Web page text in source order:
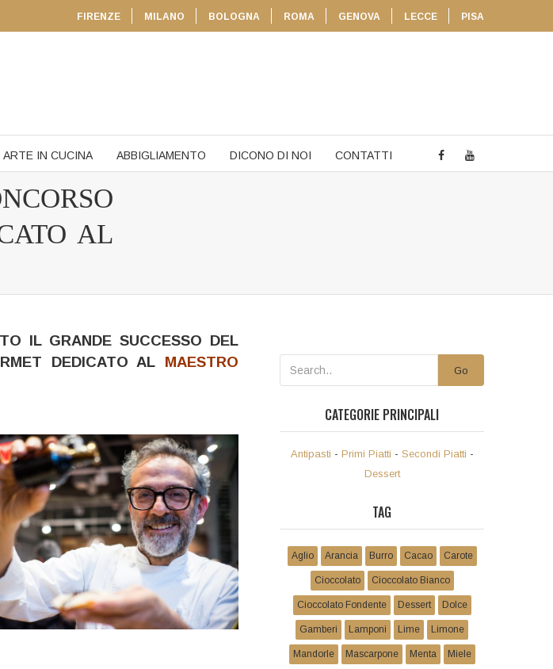
FIRENZE MILANO BOLOGNA ROMA GENOVA LECCE PISA
ARTE IN CUCINA ABBIGLIAMENTO DICONO DI NOI CONTATTI
AL
IL GRANDE SUCCESSO DEL
DEDICATO AL MAESTRO
Go
CATEGORIE PRINCIPALI
Antipasti - Primi Piatti - Secondi Piatti -
Dessert
TAG
Aglio Arancia Burro Cacao Carote
Cioccolato Cioccolato Bianco
Cioccolato Fondente Dessert Dolce
Gamberi Lamponi Lime Limone
Mandorle Mascarpone Menta Miele